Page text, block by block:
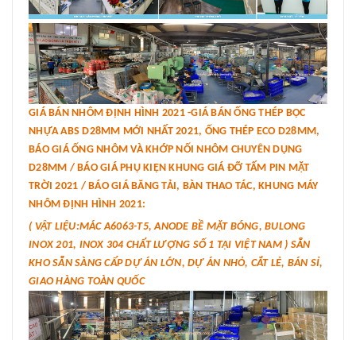
GIÁ BÁN NHÔM ĐỊNH HÌNH 2021 -GIÁ BÁN ỐNG THÉP BỌC
NHỰA ABS D28MM MỚI NHẤT 2021, ỐNG THÉP ECO D28MM,
BÁO GIÁ ỐNG NHÔM VÀ KHỚP NỐI NHÔM CHUYÊN DỤNG
D28MM / BÁO GIÁ PHỤ KIỆN KHUNG GIÁ ĐỠ TẤM PIN MẶT
TRỜI 2021 / BÁO GIÁ BĂNG TẢI, BÀN THAO TÁC, KHUNG MÁY
NHÔM ĐỊNH HÌNH 2021:
( VẬT LIỆU:MÁC A6063-T5, ANODE BỀ MẶT BÓNG, BULONG
INOX 201, INOX 304 CHẤT LƯỢNG SỐ 1 TẠI VIỆT NAM ) SẴN
KHO SẴN SÀNG CẤP DỰ ÁN LỚN, DỰ ÁN NHỎ, CẮT LẺ, BÁN SỈ,
GIAO HÀNG TOÀN QUỐC